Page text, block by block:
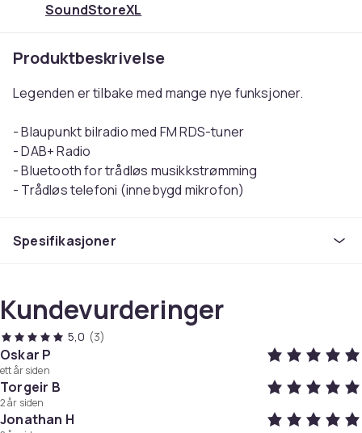
SoundStoreXL
Produktbeskrivelse
Legenden er tilbake med mange nye funksjoner.
- Blaupunkt bilradio med FM RDS-tuner
- DAB+ Radio
- Bluetooth for trådløs musikkstrømming
- Trådløs telefoni (innebygd mikrofon)
- Lydinnstillinger: Rock, Pop, Classic
- Skjermfarge: RGB
- Med standard ISO-kontakter.
- DAB-antenne og mikrofon inkludert
Farge
Svart
Spesifikasjoner
Kundevurderinger
5,0 (3)
Oskar P
ett år siden
Torgeir B
2 år siden
Jonathan H